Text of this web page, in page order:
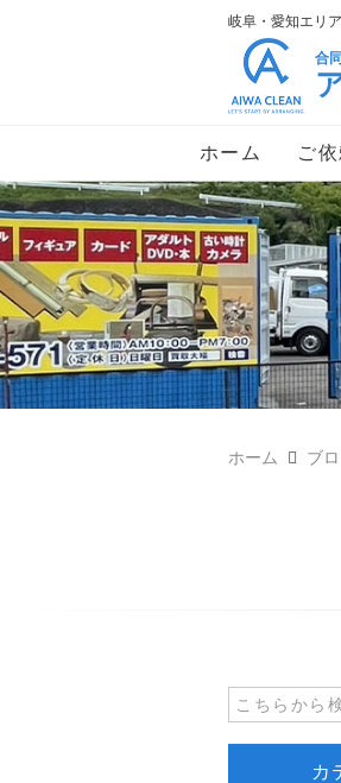
岐阜・愛知エリ
合
ホーム ご
ホーム ブ
カ